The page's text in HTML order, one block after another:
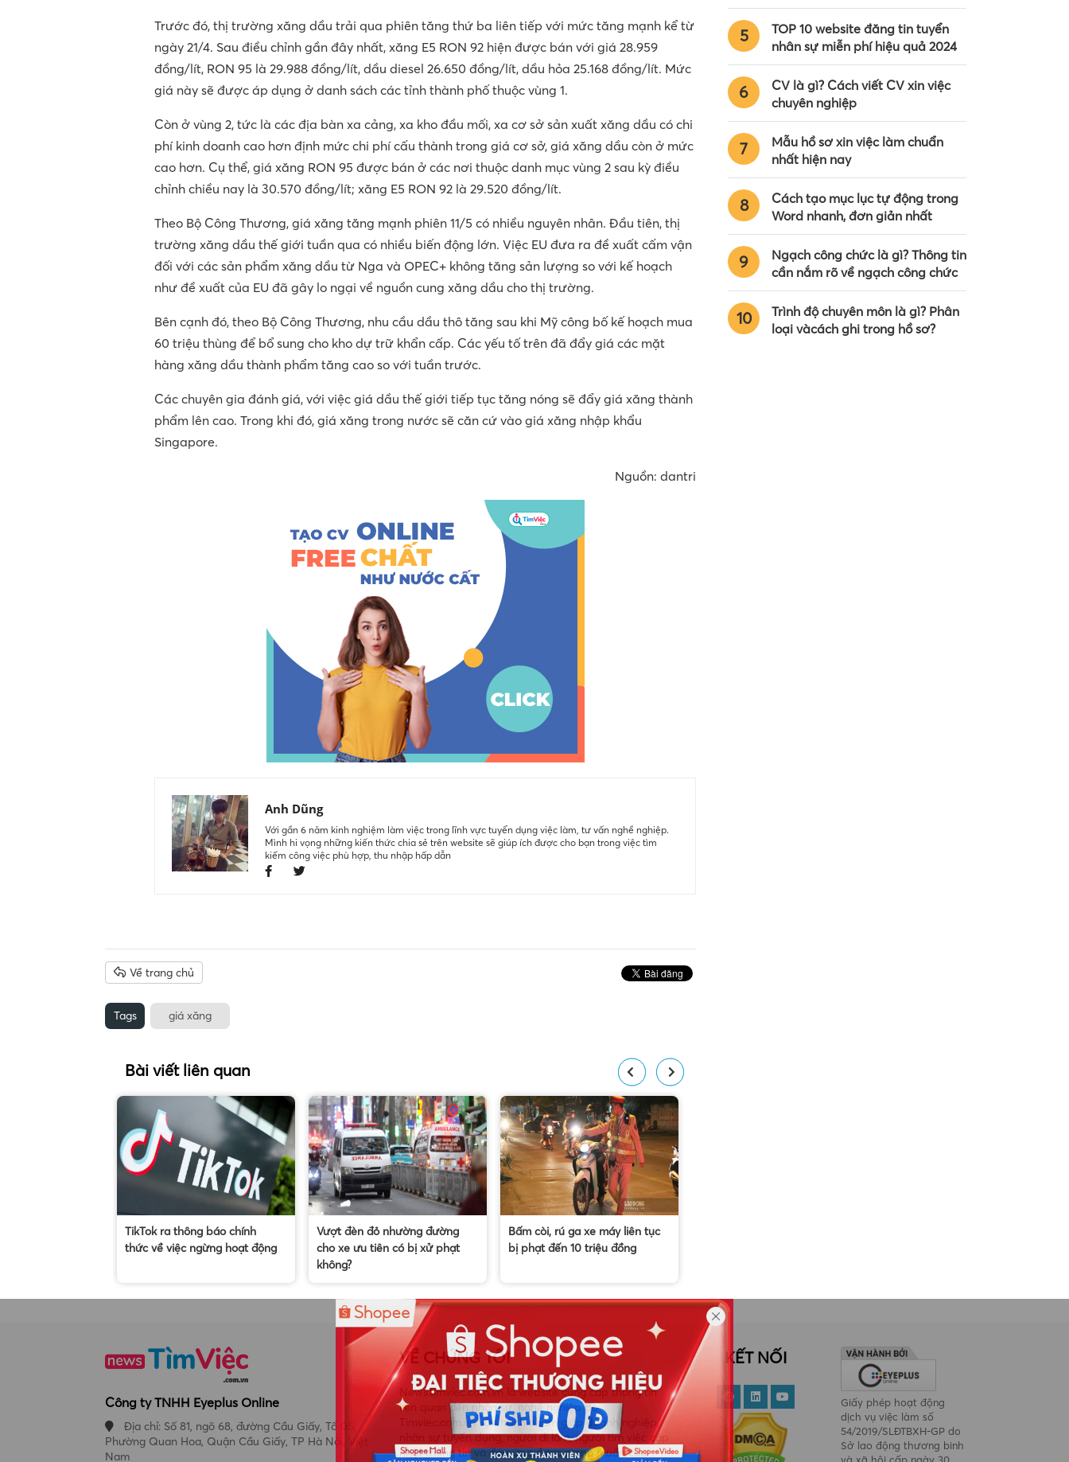
Trước đó, thị trường xăng dầu trải qua phiên tăng thứ ba liên tiếp với mức tăng mạnh kể từ
ngày 21/4. Sau điều chỉnh gần đây nhất, xăng E5 RON 92 hiện được bán với giá 28.959
đồng/lít, RON 95 là 29.988 đồng/lít, dầu diesel 26.650 đồng/lít, dầu hỏa 25.168 đồng/lít. Mức
giá này sẽ được áp dụng ở danh sách các tỉnh thành phố thuộc vùng 1.
Còn ở vùng 2, tức là các địa bàn xa cảng, xa kho đầu mối, xa cơ sở sản xuất xăng dầu có chi
phí kinh doanh cao hơn định mức chi phí cấu thành trong giá cơ sở, giá xăng dầu còn ở mức
cao hơn. Cụ thể, giá xăng RON 95 được bán ở các nơi thuộc danh mục vùng 2 sau kỳ điều
chỉnh chiều nay là 30.570 đồng/lít; xăng E5 RON 92 là 29.520 đồng/lít.
Theo Bộ Công Thương, giá xăng tăng mạnh phiên 11/5 có nhiều nguyên nhân. Đầu tiên, thị
trường xăng dầu thế giới tuần qua có nhiều biến động lớn. Việc EU đưa ra đề xuất cấm vận
đối với các sản phẩm xăng dầu từ Nga và OPEC+ không tăng sản lượng so với kế hoạch
như đề xuất của EU đã gây lo ngại về nguồn cung xăng dầu cho thị trường.
Bên cạnh đó, theo Bộ Công Thương, nhu cầu dầu thô tăng sau khi Mỹ công bố kế hoạch mua
60 triệu thùng để bổ sung cho kho dự trữ khẩn cấp. Các yếu tố trên đã đẩy giá các mặt
hàng xăng dầu thành phẩm tăng cao so với tuần trước.
Các chuyên gia đánh giá, với việc giá dầu thế giới tiếp tục tăng nóng sẽ đẩy giá xăng thành
phẩm lên cao. Trong khi đó, giá xăng trong nước sẽ căn cứ vào giá xăng nhập khẩu
Singapore.
Nguồn: dantri
Anh Dũng
Với gần 6 năm kinh nghiệm làm việc trong lĩnh vực tuyển dụng việc làm, tư vấn nghề nghiệp.
Mình hi vọng những kiến thức chia sẻ trên website sẽ giúp ích được cho bạn trong việc tìm
kiếm công việc phù hợp, thu nhập hấp dẫn
Về trang chủ
Tags giá xăng
Bài viết liên quan
TikTok ra thông báo chính
thức về việc ngừng hoạt động
Vượt đèn đỏ nhường đường
cho xe ưu tiên có bị xử phạt
không?
Bấm còi, rú ga xe máy liên tục
bị phạt đến 10 triệu đồng
hạn khoản vay
5
TOP 10 website đăng tin tuyển
nhân sự miễn phí hiệu quả 2024
6
CV là gì? Cách viết CV xin việc
chuyên nghiệp
7
Mẫu hồ sơ xin việc làm chuẩn
nhất hiện nay
8
Cách tạo mục lục tự động trong
Word nhanh, đơn giản nhất
9
Ngạch công chức là gì? Thông tin
cần nắm rõ về ngạch công chức
10
Trình độ chuyên môn là gì? Phân
loại vàcách ghi trong hồ sơ?
Công ty TNHH Eyeplus Online
Địa chỉ: Số 81, ngõ 68, đường Cầu Giấy, Tổ 05,
Phường Quan Hoa, Quận Cầu Giấy, TP Hà Nội, Việt
Nam
VỀ CHÚNG TÔI
News.timviec.com.vn là website cung cấp thông tin
liên quan đến nhân sự, nghề nghiệp do
Timviec.com.vn vận hành nhằm giúp doanh nghiệp,
nhân sự tuyển dụng, người đi làm, người tìm việc cập
nhật thông tin và đáp ứng được mong muốn của
KẾT NỐI
Giấy phép hoạt động
dịch vụ việc làm số
54/2019/SLĐTBXH-GP do
Sở lao động thương binh